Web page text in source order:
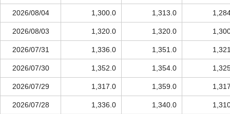
2026/08/04 1,300.0 1,313.0
2026/08/03 1,320.0 1,320.0
2026/07/31 1,336.0 1,351.0
2026/07/30 1,352.0 1,354.0
2026/07/29 1,317.0 1,359.0
2026/07/28 1,336.0 1,340.0